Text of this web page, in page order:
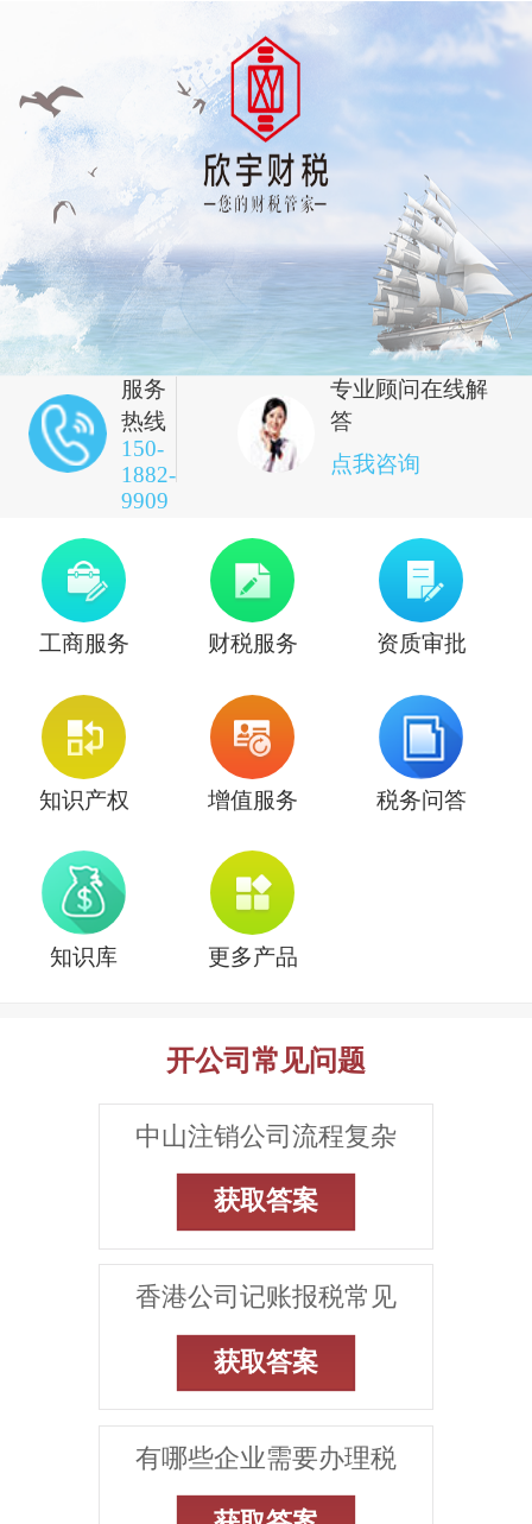
服务
热线
150-
1882-
9909
专业顾问在线解
答
点我咨询
工商服务 财税服务 资质审批
知识产权 增值服务 税务问答
知识库 更多产品
开公司常见问题
中山注销公司流程复杂
获取答案
香港公司记账报税常见
获取答案
有哪些企业需要办理税